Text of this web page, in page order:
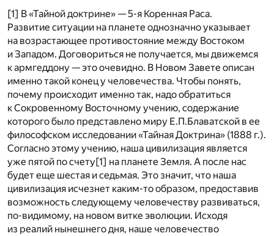
[1] В «Тайной доктрине» — 5-я Коренная Раса.
Развитие ситуации на планете однозначно указывает
на возрастающее противостояние между Востоком
и Западом. Договориться не получается, мы движемся
к армгеддону — это очевидно. В Новом Завете описан
именно такой конец у человечества. Чтобы понять,
почему происходит именно так, надо обратиться
к Сокровенному Восточному учению, содержание
которого было представлено миру Е.П.Блаватской в ее
философском исследовании «Тайная Доктрина» (1888 г.).
Согласно этому учению, наша цивилизация является
уже пятой по счету [1] на планете Земля. А после нас
будет еще шестая и седьмая. Это значит, что наша
цивилизация исчезнет каким-то образом, предоставив
возможность следующему человечеству развиваться,
по-видимому, на новом витке эволюции. Исходя
из реалий нынешнего дня, наше человечество